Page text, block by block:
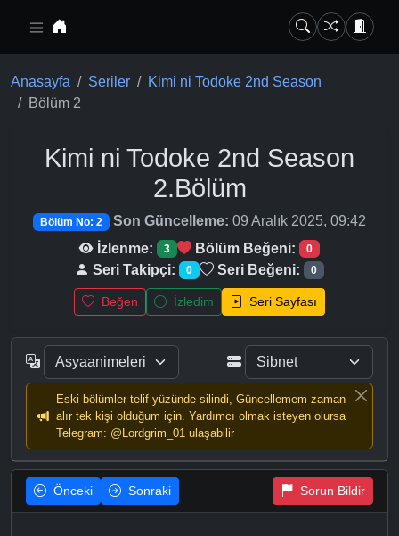
Anasayfa Seriler
Kimi ni Todoke 2nd Season
Bölüm 2
Kimi ni Todoke 2nd Season
2.Bölüm
Bölüm No: 2 Son Güncelleme: 09 Aralık 2025, 09:42
İzlenme:
3 Bölüm Beğeni: 0
Seri Takipçi: 0 Seri Beğeni: 0
Beğen İzledim Seri Sayfası
Eski bölümler telif yüzünde silindi, Güncellemem zaman
alır tek kişi olduğum için. Yardımcı olmak isteyen olursa
Telegram: @Lordgrim_01 ulaşabilir
Önceki Sonraki Sorun Bildir